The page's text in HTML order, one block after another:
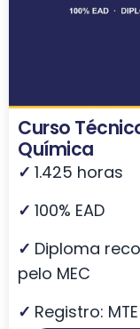
Curso
Química
✓ 1.425 horas
✓ 100% EAD
✓ Diploma
pelo MEC
✓ Registro: MTE